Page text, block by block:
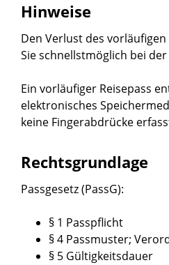
Hinweise
Den Verlust des vorläufigen
Sie schnellstmöglich bei
Ein vorläufiger Reisepass
elektronisches
keine Fingerabdrücke
Rechtsgrundlage
Passgesetz (PassG):
§ 1 Passpflicht
§ 4 Passmuster;
§ 5 Gültigkeitsdauer